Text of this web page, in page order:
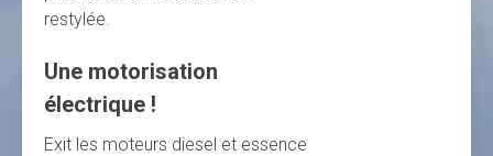
restylée.
Une motorisation
électrique !
Exit les moteurs diesel et essence